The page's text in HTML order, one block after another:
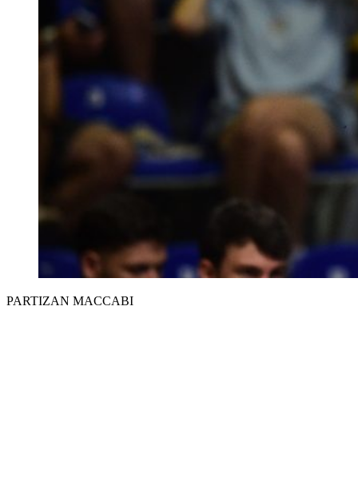
PARTIZAN MACCABI